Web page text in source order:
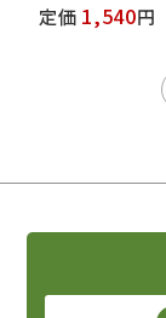
定価 1,540円